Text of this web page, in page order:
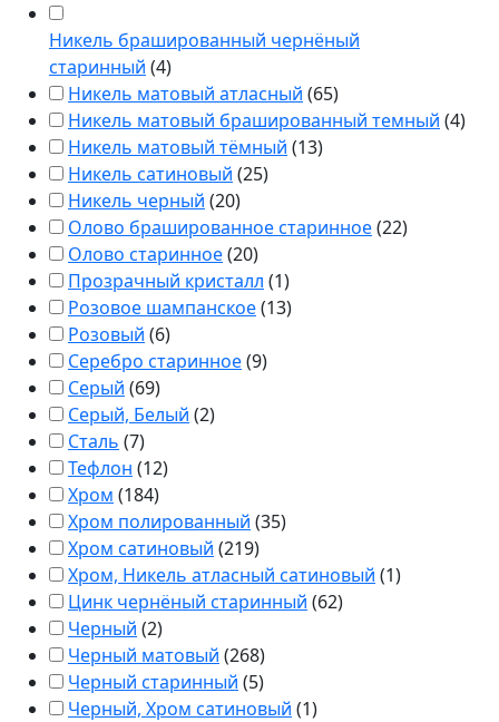
Никель брашированный чернёный
старинный (4)
Никель матовый атласный (65)
Никель матовый брашированный темный (4)
Никель матовый тёмный (13)
Никель сатиновый (25)
Никель черный (20)
Олово брашированное старинное(22)
Олово старинное(20)
Прозрачный кристалл (1)
Розовое шампанское(13)
Розовый (6)
Серебро старинное(9)
Серый (69)
Серый, Белый (2)
Сталь (7)
Тефлон (12)
Хром (184)
Хром полированный (35)
Хром сатиновый (219)
Хром, Никель атласный сатиновый (1)
Цинк чернёный старинный (62)
Черный (2)
Черный матовый (268)
Черный старинный (5)
Черный, Хром сатиновый (1)